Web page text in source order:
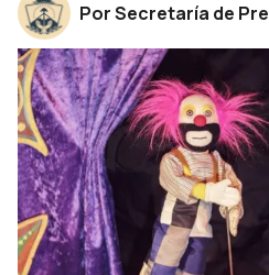
Por Secretaría de